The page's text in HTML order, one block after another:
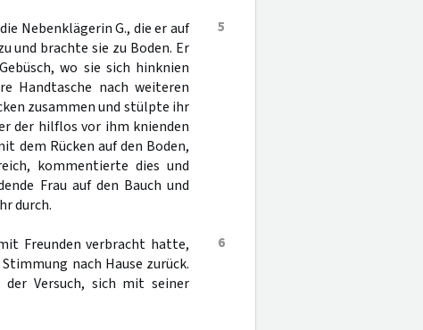
5
Nebenklägerin G., die er auf
und brachte sie zu Boden. Er
wo sie sich hinknien
Handtasche nach weiteren
zusammen und stülpte ihr
der hilflos vor ihm knienden
dem Rücken auf den Boden,
kommentierte dies und
Frau auf den Bauch und
durch.
6
Freunden verbracht hatte,
nach Hause zurück.
Versuch, sich mit seiner